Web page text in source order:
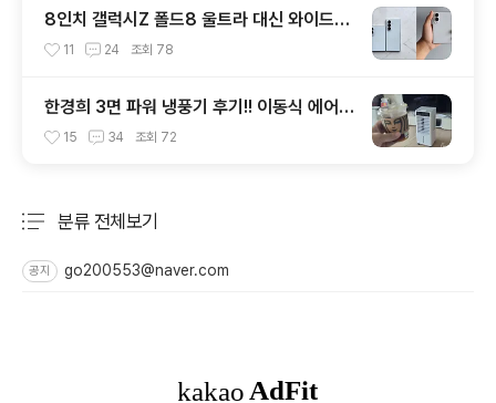
8인치 갤럭시Z 폴드8 울트라 대신 와이드형
갤럭시Z 폴드8 선택? 두 모델 프라이버시 디
11 24 조회 78
한경희 3면 파워 냉풍기 후기!! 이동식 에어컨
과 선풍기 보다 좋은 점도 있지만 단점도?
15 34 조회 72
분류 전체보기
공지 go200553@naver.com